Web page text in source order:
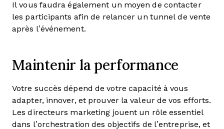
Il vous faudra également un moyen de contacter
les participants afin de relancer un tunnel de vente
après l’événement.
Maintenir la performance
Votre succès dépend de votre capacité à vous
adapter, innover, et prouver la valeur de vos efforts.
Les directeurs marketing jouent un rôle essentiel
dans l’orchestration des objectifs de l’entreprise, et